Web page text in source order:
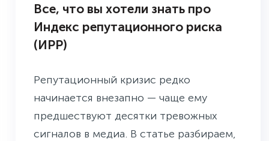
Все, что вы хотели знать про
Индекс репутационного риска
(ИРР)
Репутационный кризис редко
начинается внезапно — чаще ему
предшествуют десятки тревожных
сигналов в медиа. В статье разбираем,